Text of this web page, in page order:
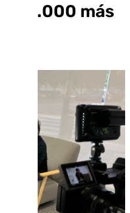
o 7.000 más